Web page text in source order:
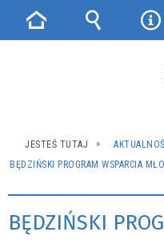
JESTEŚ TUTAJ
BĘDZIŃSKI PROGRAM WSPARCIA
BĘDZIŃSKI
Strona